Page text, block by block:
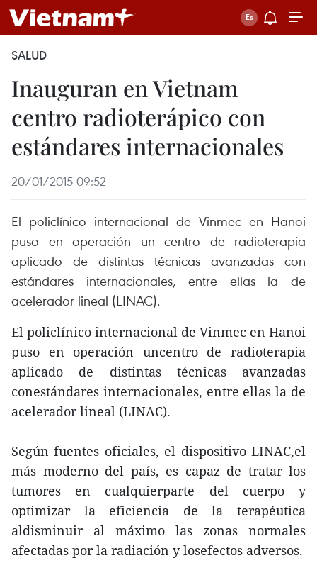
SALUD
Inauguran en Vietnam
centro radioterápico con
estándares internacionales
20/01/2015 09:52
El policlínico internacional de Vinmec en Hanoi
puso en operación un centro de radioterapia
aplicado de distintas técnicas avanzadas con
estándares internacionales, entre ellas la de
acelerador lineal (LINAC).
El policlínico internacional de Vinmec en Hanoi
puso en operación uncentro de radioterapia
aplicado de distintas técnicas avanzadas
conestándares internacionales, entre ellas la de
acelerador lineal (LINAC).
Según fuentes oficiales, el dispositivo LINAC,el
más moderno del país, es capaz de tratar los
tumores en cualquierparte del cuerpo y
optimizar la eficiencia de la terapéutica
aldisminuir al máximo las zonas normales
afectadas por la radiación y losefectos adversos.